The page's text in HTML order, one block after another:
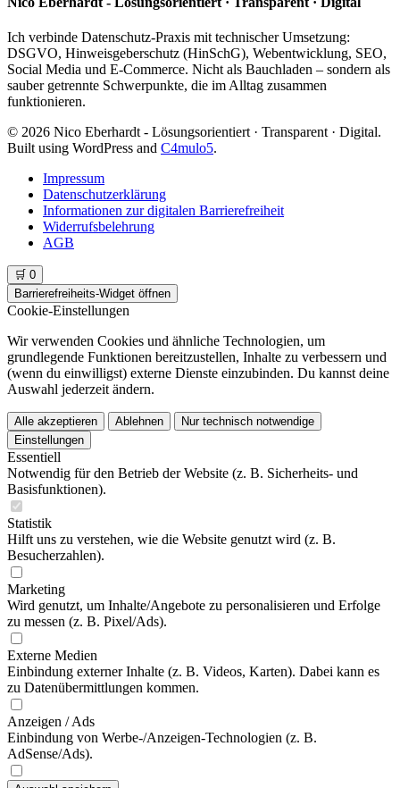
Ich verbinde Datenschutz‑Praxis mit technischer Umsetzung:
DSGVO, Hinweisgeberschutz (HinSchG), Webentwicklung, SEO,
Social Media und E‑Commerce. Nicht als Bauchladen – sondern als
sauber getrennte Schwerpunkte, die im Alltag zusammen
funktionieren.
© 2026 Nico Eberhardt - Lösungsorientiert · Transparent · Digital.
Built using WordPress and C4mulo5.
Impressum
Datenschutzerklärung
Informationen zur digitalen Barrierefreiheit
Widerrufsbelehrung
AGB
🛒 0
Barrierefreiheits-Widget öffnen
Cookie-Einstellungen
Wir verwenden Cookies und ähnliche Technologien, um
grundlegende Funktionen bereitzustellen, Inhalte zu verbessern und
(wenn du einwilligst) externe Dienste einzubinden. Du kannst deine
Auswahl jederzeit ändern.
Alle akzeptieren Ablehnen
Nur technisch notwendige
Einstellungen
Essentiell
Notwendig für den Betrieb der Website (z. B. Sicherheits- und
Basisfunktionen).
Statistik
Hilft uns zu verstehen, wie die Website genutzt wird (z. B.
Besucherzahlen).
Marketing
Wird genutzt, um Inhalte/Angebote zu personalisieren und Erfolge
zu messen (z. B. Pixel/Ads).
Externe Medien
Einbindung externer Inhalte (z. B. Videos, Karten). Dabei kann es
zu Datenübermittlungen kommen.
Anzeigen / Ads
Einbindung von Werbe-/Anzeigen-Technologien (z. B.
AdSense/Ads).